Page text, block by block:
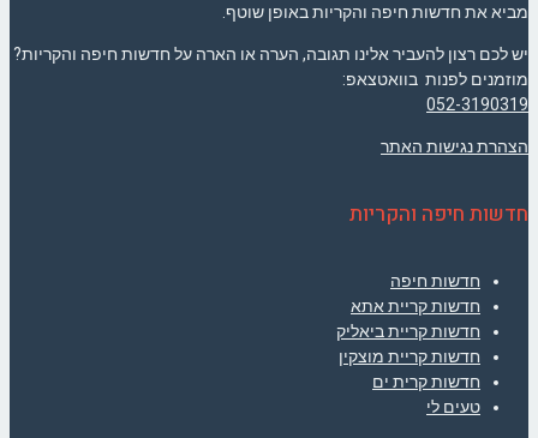
מביא את חדשות חיפה והקריות באופן שוטף.
יש לכם רצון להעביר אלינו תגובה, הערה או הארה על חדשות חיפה והקריות?
מוזמנים לפנות בוואטצאפ:
052-3190319
הצהרת נגישות האתר
חדשות חיפה והקריות
חדשות חיפה
חדשות קריית אתא
חדשות קריית ביאליק
חדשות קריית מוצקין
חדשות קרית ים
טעים לי